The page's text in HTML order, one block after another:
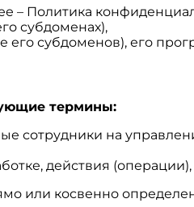
– Политика
субдоменах),
его субдоменов), его
термины:
сотрудники на
действия
или косвенно